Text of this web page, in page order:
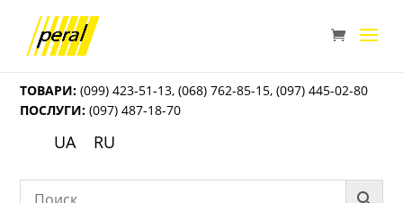
ТОВАРИ: (099) 423-51-13,(068) 762-85-15,(097) 445-02-80
ПОСЛУГИ: (097) 487-18-70
UA RU